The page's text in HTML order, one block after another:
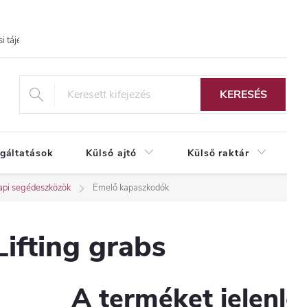
tájékoztató
KERESÉS
Külső ajtó Külső raktár
segédeszközök Emelő kapaszkodók
grabs
A terméket